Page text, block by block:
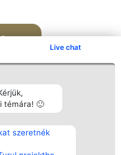
Live chat
témára! 🙂
szeretnék
Elérhetőség
Elérhetőség